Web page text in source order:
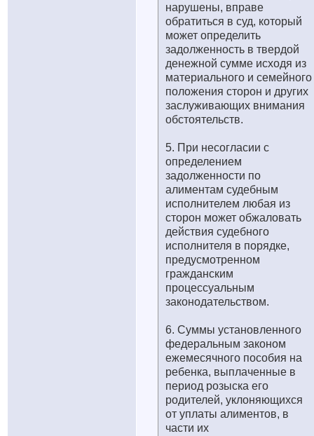
нарушены, вправе
обратиться в суд, который
может определить
задолженность в твердой
денежной сумме исходя из
материального и семейного
положения сторон и других
заслуживающих внимания
обстоятельств.
5. При несогласии с
определением
задолженности по
алиментам судебным
исполнителем любая из
сторон может обжаловать
действия судебного
исполнителя в порядке,
предусмотренном
гражданским
процессуальным
законодательством.
6. Суммы установленного
федеральным законом
ежемесячного пособия на
ребенка, выплаченные в
период розыска его
родителей, уклоняющихся
от уплаты алиментов, в
части их